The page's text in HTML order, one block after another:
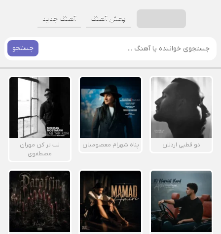
پخش آهنگ آهنگ جدید
جستجو
دو قطبی اردلان پناه شهرام معصومیان
لب تر کن مهران
مصطفوی